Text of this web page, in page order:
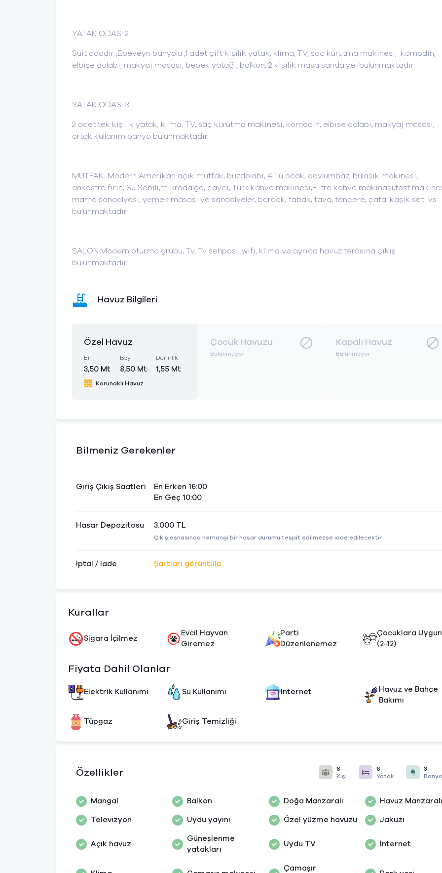
YATAK ODASI 2
Suit odadır ,Ebeveyn banyolu ,1 adet çift kişilik yatak, klima, TV, saç kurutma makinesi, komodin,
elbise dolabı, makyaj masası, bebek yatağı, balkon, 2 kişilik masa sandalye bulunmaktadır.
YATAK ODASI 3
2 adet tek kişilik yatak, klima, TV, saç kurutma makinesi, komodin, elbise dolabı, makyaj masası,
ortak kullanım banyo bulunmaktadır.
MUTFAK: Modern Amerikan açık mutfak, buzdolabı, 4´lü ocak, davlumbaz, bulaşık makinesi,
ankastre fırın, Su Sebili,mikrodalga, çaycı, Türk kahve makinesi,Filtre kahve makinası,tost
mama sandalyesi, yemek masası ve sandalyeler, bardak, tabak, tava, tencere, çatal kaşık seti vs
bulunmaktadır.
SALON:Modern oturma grubu, Tv, Tv sehpası, wifi, klima ve ayrıca havuz terasına çıkış
bulunmaktadır.
Havuz Bilgileri
Özel Havuz
En
3,50 Mt
Boy
8,50 Mt
Derinlik
1,55 Mt
Korunaklı Havuz
Çocuk Havuzu
Bulunmuyor
Kapalı Havuz
Bulunmuyor
Bilmeniz Gerekenler
Giriş Çıkış Saatleri
En Erken 16:00
En Geç 10:00
Hasar Depozitosu 3.000 TL
Çıkış esnasında herhangi bir hasar durumu tespit edilmezse iade edilecektir.
İptal / İade Şartları görüntüle
Kurallar
Sigara İçilmez
Evcil Hayvan
Giremez
Parti
Düzenlenemez
Çocuklara Uygun
(2-12)
Fiyata Dahil Olanlar
Elektrik Kullanımı Su Kullanımı İnternet
Havuz ve Bahçe
Bakımı
Tüpgaz Giriş Temizliği
Özellikler
6
Kişi
6
Yatak
3
Banyo
Mangal Balkon Doğa Manzaralı Havuz Manzaralı
Televizyon Uydu yayını Özel yüzme havuzu Jakuzi
Açık havuz
Güneşlenme
yatakları
Uydu TV İnternet
Çamaşır